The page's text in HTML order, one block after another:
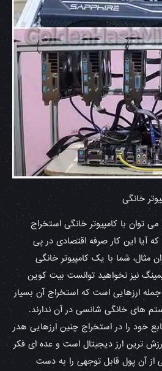
خانگی
می توان با کامپیوتر خانگی استخراج
آیا این کار صرفه اقتصادی در پی
مثال، شما با یک کامپیوتر خانگی
نیز نخواهید توانست بیت کوین
ارزهایی است که استخراج آن بسیار
های خانگی شانسی در آن ندارند.
خود را در استخراج چنین ارزهایی هدر
ترین ارز دیجیتال است و عده ای فکر
از آن پول قابل توجهی را به دست